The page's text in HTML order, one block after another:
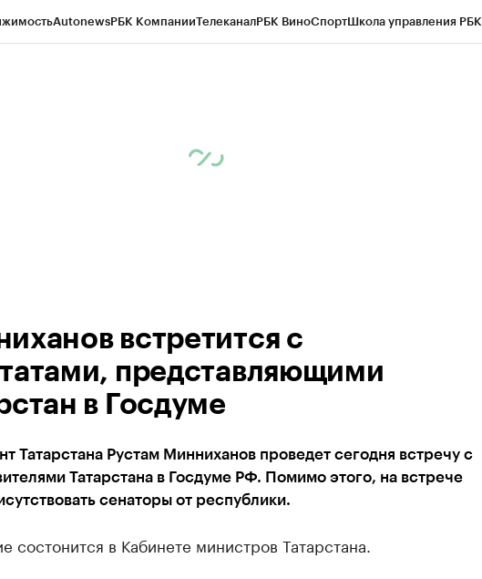
AutonewsРБК КомпанииТелеканалРБК ВиноСпортШкола управления РБК
встретится с
представляющими
в Госдуме
Татарстана Рустам Минниханов проведет сегодня встречу с
Татарстана в Госдуме РФ. Помимо этого, на встрече
сенаторы от республики.
состонится в Кабинете министров Татарстана.